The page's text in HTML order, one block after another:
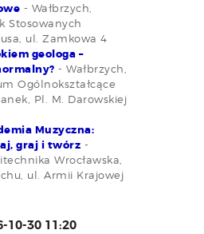
- Wałbrzych,
Stosowanych
ul. Zamkowa 4
geologa –
- Wałbrzych,
Ogólnokształcące
Pl. M. Darowskiej
Muzyczna:
graj i twórz -
Wrocławska,
ul. Armii Krajowej
10-30 11:20